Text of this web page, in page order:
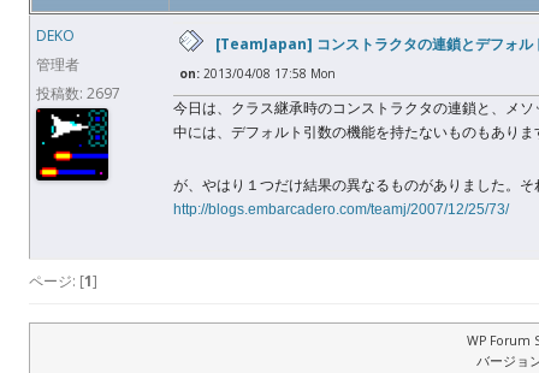
DEKO
管理者
投稿数: 2697
[TeamJapan] コンストラクタの連鎖とデフォル
on: 2013/04/08 17:58 Mon
今日は、クラス継承時のコンストラクタの連鎖と、メ
中には、デフォルト引数の機能を持たないものもあり
が、やはり１つだけ結果の異なるものがありました。
http://blogs.embarcadero.com/teamj/2007/12/25/73/
ページ: [1]
WP Forum
バージョ